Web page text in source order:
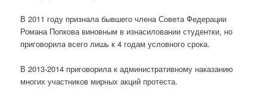
В 2011 году признала бывшего члена Совета Федерации
Романа Попкова виновным в изнасиловании студентки, но
приговорила всего лишь к 4 годам условного срока.
В 2013-2014 приговорила к административному наказанию
многих участников мирных акций протеста.